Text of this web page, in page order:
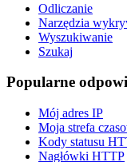
Odliczanie
Narzędzia
Wyszukiwanie
Szukaj
Popularne
Mój adres IP
Moja strefa
Kody statusu
Nagłówki HTTP